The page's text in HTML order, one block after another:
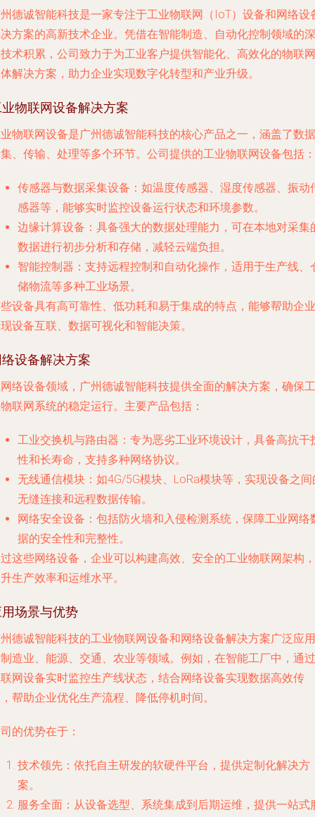
德诚智能科技是一家专注于工业物联网（IoT）设备和网络设
方案的高新技术企业。凭借在智能制造、自动化控制领域的深
术积累，公司致力于为工业客户提供智能化、高效化的物联网
解决方案，助力企业实现数字化转型和产业升级。
物联网设备解决方案
物联网设备是广州德诚智能科技的核心产品之一，涵盖了数据
、传输、处理等多个环节。公司提供的工业物联网设备包括：
传感器与数据采集设备 ：如温度传感器、湿度传感器、振动
感器等，能够实时监控设备运行状态和环境参数。
边缘计算设备 ：具备强大的数据处理能力，可在本地对采集
数据进行初步分析和存储，减轻云端负担。
智能控制器 ：支持远程控制和自动化操作，适用于生产线、
储物流等多种工业场景。
设备具有高可靠性、低功耗和易于集成的特点，能够帮助企业
设备互联、数据可视化和智能决策。
设备解决方案
络设备领域，广州德诚智能科技提供全面的解决方案，确保工
联网系统的稳定运行。主要产品包括：
工业交换机与路由器 ：专为恶劣工业环境设计，具备高抗干
性和长寿命，支持多种网络协议。
无线通信模块 ：如4G/5G模块、LoRa模块等，实现设备之间
无缝连接和远程数据传输。
网络安全设备 ：包括防火墙和入侵检测系统，保障工业网络
据的安全性和完整性。
这些网络设备，企业可以构建高效、安全的工业物联网架构，
生产效率和运维水平。
场景与优势
德诚智能科技的工业物联网设备和网络设备解决方案广泛应用
造业、能源、交通、农业等领域。例如，在智能工厂中，通过
网设备实时监控生产线状态，结合网络设备实现数据高效传
帮助企业优化生产流程、降低停机时间。
的优势在于：
技术领先 ：依托自主研发的软硬件平台，提供定制化解决方
案。
服务全面 ：从设备选型、系统集成到后期运维，提供一站式